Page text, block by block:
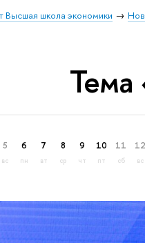
Высшая школа экономики
Тема
5
вс
6
пн
7
вт
8
ср
9
чт
10
пт
11
сб
12
вс